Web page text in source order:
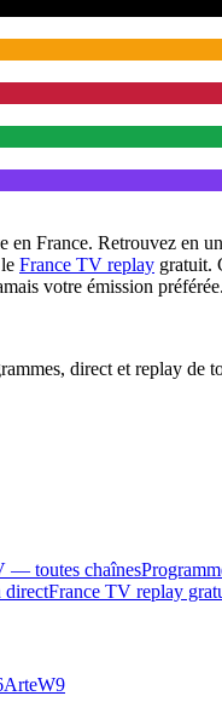
en France. Retrouvez en
France TV replay gratuit.
votre émission préférée.
direct et replay de
— toutes chaînes
directFrance TV replay
ArteW9